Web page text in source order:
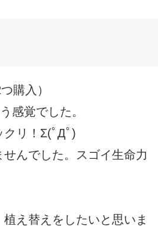
購入）
感覚でした。
クリ！Σ(ﾟДﾟ)
んでした。スゴイ生命力
え替えをしたいと思いま